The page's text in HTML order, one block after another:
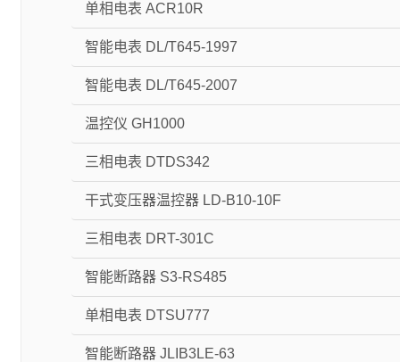
单相电表 ACR10R
智能电表 DL/T645-1997
智能电表 DL/T645-2007
温控仪 GH1000
三相电表 DTDS342
干式变压器温控器 LD-B10-10F
三相电表 DRT-301C
智能断路器 S3-RS485
单相电表 DTSU777
智能断路器 JLIB3LE-63